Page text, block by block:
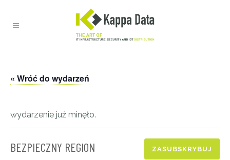
« Wróć do wydarzeń
wydarzenie już minęło.
ZASUBSKRYBUJ
BEZPIECZNY REGION